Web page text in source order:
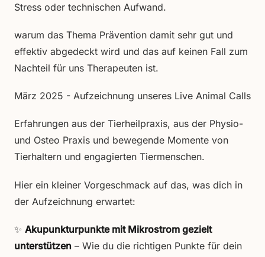
Stress oder technischen Aufwand.
warum das Thema Prävention damit sehr gut und
effektiv abgedeckt wird und das auf keinen Fall zum
Nachteil für uns Therapeuten ist.
März 2025 - Aufzeichnung unseres Live Animal Calls
Erfahrungen aus der Tierheilpraxis, aus der Physio-
und Osteo Praxis und bewegende Momente von
Tierhaltern und engagierten Tiermenschen.
Hier ein kleiner Vorgeschmack auf das, was dich in
der Aufzeichnung erwartet:
✨ Akupunkturpunkte mit Mikrostrom gezielt
unterstützen – Wie du die richtigen Punkte für dein